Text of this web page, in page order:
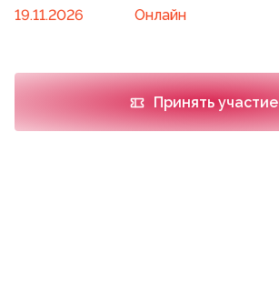
19.11.2026 Онлайн
Принять участие